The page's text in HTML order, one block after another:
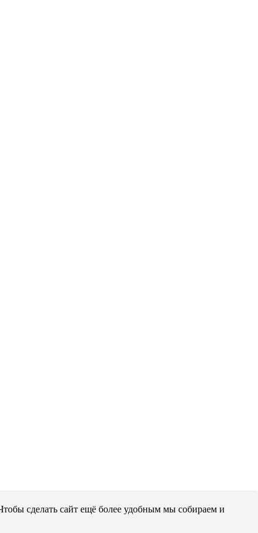
сделать сайт ещё более удобным мы собираем и